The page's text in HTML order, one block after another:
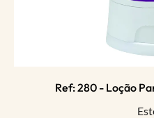
Ref: 280 - Loção